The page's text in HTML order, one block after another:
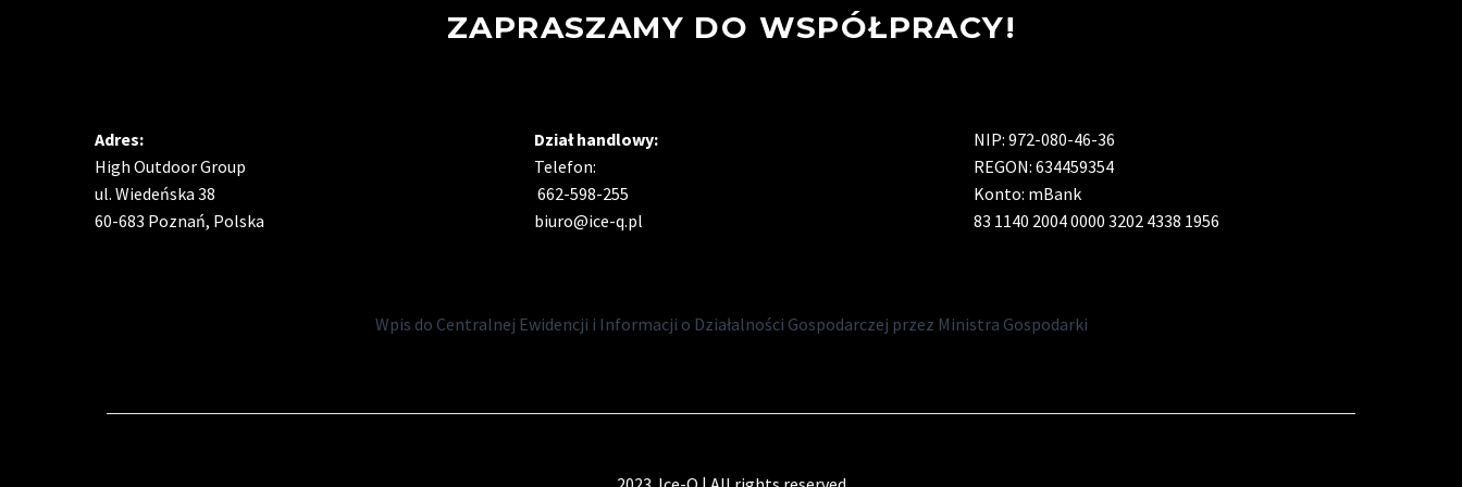
ZAPRASZAMY DO WSPÓŁPRACY!
Adres:
High Outdoor Group
ul. Wiedeńska 38
60-683 Poznań, Polska
Dział handlowy:
Telefon:
662-598-255
biuro@ice-q.pl
NIP: 972-080-46-36
REGON: 634459354
Konto: mBank
83 1140 2004 0000 3202 4338 1956
Wpis do Centralnej Ewidencji i Informacji o Działalności Gospodarczej przez Ministra Gospodarki